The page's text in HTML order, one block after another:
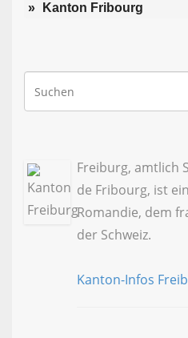
Kanton Fribourg
Freiburg, amtlich
de Fribourg, ist
Romandie, dem
der Schweiz.
Kanton-Infos